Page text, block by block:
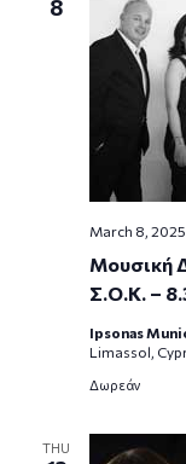
8
Μουσική
Σ.Ο.Κ. –
March 8,
Ipsonas
Limassol,
Δωρεάν
THU